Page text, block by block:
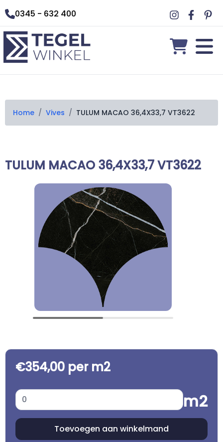
0345 - 632 400
Home / Vives / TULUM MACAO 36,4X33,7 VT3622
TULUM MACAO 36,4X33,7 VT3622
€354,00 per m2
m2